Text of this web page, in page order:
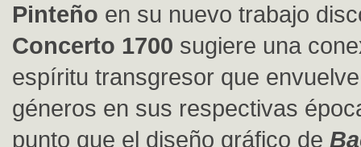
Pinteño en su nuevo trabajo
Concerto 1700 sugiere una
espíritu transgresor que
géneros en sus respectivas
punto que el diseño gráfico de